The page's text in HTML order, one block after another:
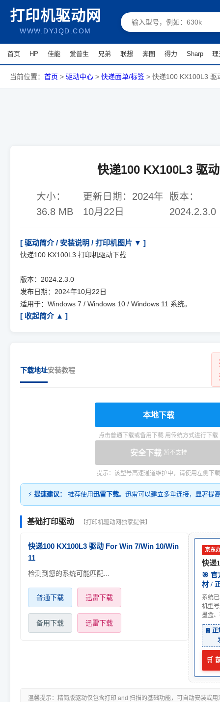
打印机驱动网
WWW.DYJQD.COM
首页 HP 佳能 爱普生 兄弟 联想 奔图 得力 Sharp 理
当前位置： 首页 > 驱动中心 > 快递面单/标签 > 快递100 KX100L3 驱
快递100 KX100L3 驱动
大小：
36.8 MB
更新日期： 2024年
10月22日
版本：
2024.2.3.0
[ 驱动简介 / 安装说明 / 打印机图片 ▼ ]
快递100 KX100L3 打印机驱动下载
版本：2024.2.3.0
发布日期：2024年10月22日
适用于：Windows 7 / Windows 10 / Windows 11 系统。
[ 收起简介 ▲ ]
下载地址安装教程
本地下载
点击普通下载或备用下载 用传统方式进行下载
安全下载 暂不支持
提示：该型号高速通道维护中，请使用左侧下载
⚡ 提速建议： 推荐使用迅雷下载。迅雷可以建立多重连接，显著提
基础打印驱动 【打印机驱动网独家提供】
快递100 KX100L3 驱动 For Win 7/Win 10/Win
11
检测到您的系统可能匹配...
普通下载 迅雷下载
备用下载 迅雷下载
京东
快递
🎯 官
材 /
系统
机型
墨盒
🧾
🛒
温馨提示：精简版驱动仅包含打印 and 扫描的基础功能，可自动安装或